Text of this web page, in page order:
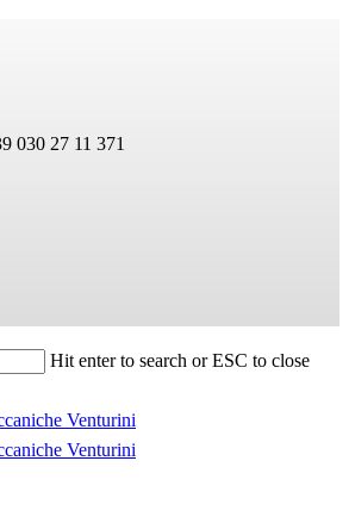
030 27 11 371
Hit enter to search or ESC to close